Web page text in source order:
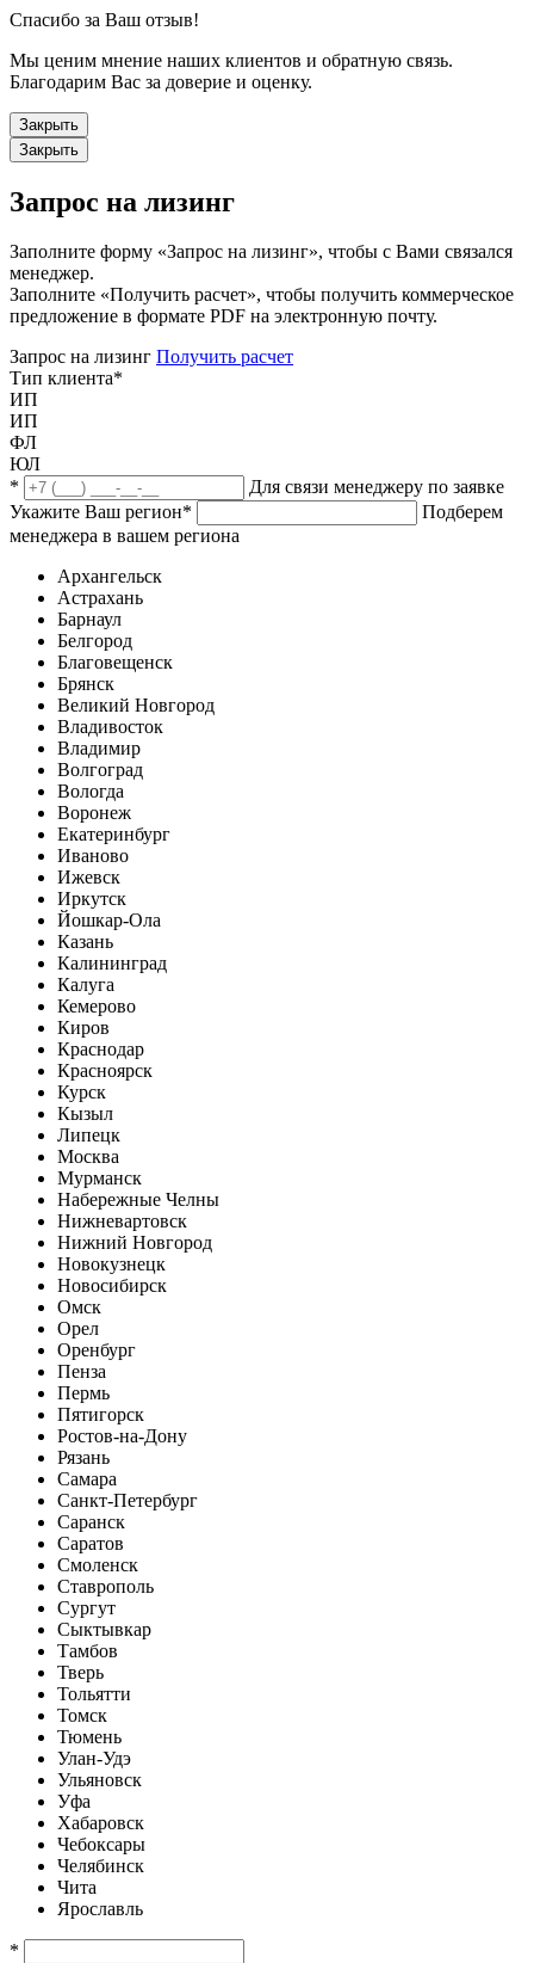
Спасибо за Ваш отзыв!
Мы ценим мнение наших клиентов и обратную связь.
Благодарим Вас за доверие и оценку.
Закрыть
Закрыть
Запрос на лизинг
Заполните форму «Запрос на лизинг», чтобы с Вами связался
менеджер.
Заполните «Получить расчет», чтобы получить коммерческое
предложение в формате PDF на электронную почту.
Запрос на лизинг Получить расчет
Тип клиента*
ИП
ИП
ФЛ
ЮЛ
*
Для связи менеджеру по заявке
Укажите Ваш регион*
Подберем
менеджера в вашем региона
Архангельск
Астрахань
Барнаул
Белгород
Благовещенск
Брянск
Великий Новгород
Владивосток
Владимир
Волгоград
Вологда
Воронеж
Екатеринбург
Иваново
Ижевск
Иркутск
Йошкар-Ола
Казань
Калининград
Калуга
Кемерово
Киров
Краснодар
Красноярск
Курск
Кызыл
Липецк
Москва
Мурманск
Набережные Челны
Нижневартовск
Нижний Новгород
Новокузнецк
Новосибирск
Омск
Орел
Оренбург
Пенза
Пермь
Пятигорск
Ростов-на-Дону
Рязань
Самара
Санкт-Петербург
Саранск
Саратов
Смоленск
Ставрополь
Сургут
Сыктывкар
Тамбов
Тверь
Тольятти
Томск
Тюмень
Улан-Удэ
Ульяновск
Уфа
Хабаровск
Чебоксары
Челябинск
Чита
Ярославль
*